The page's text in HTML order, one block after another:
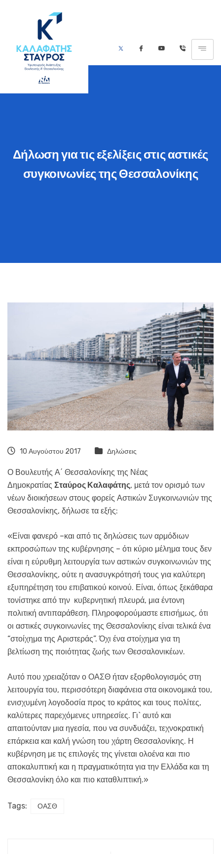
Δήλωση για τις εξελίξεις στις αστικές
συγκοινωνίες της Θεσσαλονίκης
10 Αυγούστου 2017 Δηλώσεις
Ο Βουλευτής Α΄ Θεσσαλονίκης της Νέας
Δημοκρατίας Σταύρος Καλαφάτης, μετά τον ορισμό των
νέων διοικήσεων στους φορείς Αστικών Συγκοινωνιών της
Θεσσαλονίκης, δήλωσε τα εξής:
«Είναι φανερό –και από τις δηλώσεις των αρμόδιων
εκπροσώπων της κυβέρνησης – ότι κύριο μέλημα τους δεν
είναι η εύρυθμη λειτουργία των αστικών συγκοινωνιών της
Θεσσαλονίκης, ούτε η ανασυγκρότησή τους για καλύτερη
εξυπηρέτηση του επιβατικού κοινού. Είναι, όπως ξεκάθαρα
τονίστηκε από την κυβερνητική πλευρά, μια έντονη
πολιτική αντιπαράθεση. Πληροφορούμαστε επισήμως, ότι
οι αστικές συγκοινωνίες της Θεσσαλονίκης είναι τελικά ένα
“στοίχημα της Αριστεράς”. Όχι ένα στοίχημα για τη
βελτίωση της ποιότητας ζωής των Θεσσαλονικέων.
Αυτό που χρειαζόταν ο ΟΑΣΘ ήταν εξορθολογισμός στη
λειτουργία του, περισσότερη διαφάνεια στα οικονομικά του,
ενισχυμένη λογοδοσία προς το κράτος και τους πολίτες,
καλύτερες παρεχόμενες υπηρεσίες. Γι` αυτό και
απαιτούνταν μια ηγεσία, που να συνδυάζει, τεχνοκρατική
επάρκεια και καλή γνώση του χάρτη Θεσσαλονίκης. Η
κυβέρνηση με τις επιλογές της γίνεται ολοένα και πιο
αποκαλυπτική και η πραγματικότητα για την Ελλάδα και τη
Θεσσαλονίκη όλο και πιο καταθλιπτική.»
Tags: ΟΑΣΘ